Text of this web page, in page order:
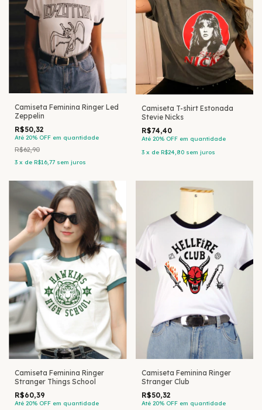
Camiseta Feminina Ringer Led
Zeppelin
R$50,32
Até 20% OFF em quantidade
R$62,90
3 x de R$16,77 sem juros
Camiseta T-shirt Estonada
Stevie Nicks
R$74,40
Até 20% OFF em quantidade
3 x de R$24,80 sem juros
Camiseta Feminina Ringer
Stranger Things School
R$60,39
Até 20% OFF em quantidade
Camiseta Feminina Ringer
Stranger Club
R$50,32
Até 20% OFF em quantidade